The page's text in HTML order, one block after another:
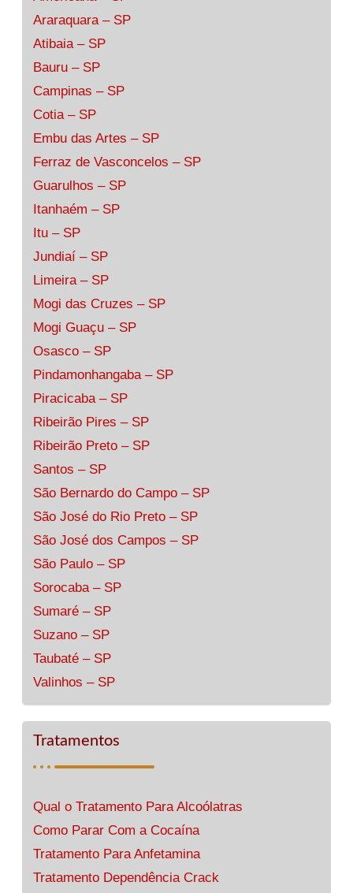
Araraquara – SP
Atibaia – SP
Bauru – SP
Campinas – SP
Cotia – SP
Embu das Artes – SP
Ferraz de Vasconcelos – SP
Guarulhos – SP
Itanhaém – SP
Itu – SP
Jundiaí – SP
Limeira – SP
Mogi das Cruzes – SP
Mogi Guaçu – SP
Osasco – SP
Pindamonhangaba – SP
Piracicaba – SP
Ribeirão Pires – SP
Ribeirão Preto – SP
Santos – SP
São Bernardo do Campo – SP
São José do Rio Preto – SP
São José dos Campos – SP
São Paulo – SP
Sorocaba – SP
Sumaré – SP
Suzano – SP
Taubaté – SP
Valinhos – SP
Tratamentos
Qual o Tratamento Para Alcoólatras
Como Parar Com a Cocaína
Tratamento Para Anfetamina
Tratamento Dependência Crack